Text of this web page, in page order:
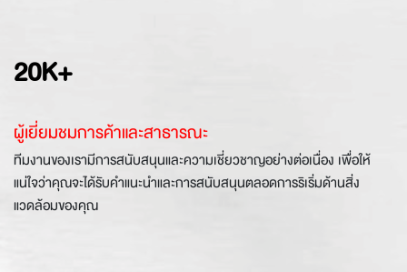
20K+
ผู้เยี่ยมชมการค้าและสาธารณะ
ทีมงานของเรามีการสนับสนุนและความเชี่ยวชาญอย่างต่อเนื่อง เพื่อให้
แน่ใจว่าคุณจะได้รับคำแนะนำและการสนับสนุนตลอดการริเริ่มด้านสิ่ง
แวดล้อมของคุณ